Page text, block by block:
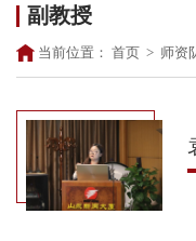
副教授
当前位置： 首页 > 师资